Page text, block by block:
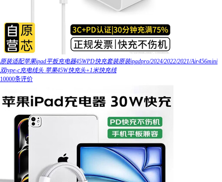
原装适配苹果ipad平板充电器45WPD快充套装原装ipadpro/2024/2022/2021/Air456mini
双type-c充电线头 苹果45W快充头+1米快充线
10000条评价